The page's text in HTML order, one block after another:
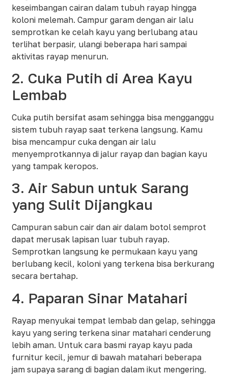
keseimbangan cairan dalam tubuh rayap hingga
koloni melemah. Campur garam dengan air lalu
semprotkan ke celah kayu yang berlubang atau
terlihat berpasir, ulangi beberapa hari sampai
aktivitas rayap menurun.​
2. Cuka Putih di Area Kayu
Lembab
Cuka putih bersifat asam sehingga bisa mengganggu
sistem tubuh rayap saat terkena langsung. Kamu
bisa mencampur cuka dengan air lalu
menyemprotkannya di jalur rayap dan bagian kayu
yang tampak keropos.​
3. Air Sabun untuk Sarang
yang Sulit Dijangkau
Campuran sabun cair dan air dalam botol semprot
dapat merusak lapisan luar tubuh rayap.
Semprotkan langsung ke permukaan kayu yang
berlubang kecil, koloni yang terkena bisa berkurang
secara bertahap.​
4. Paparan Sinar Matahari
Rayap menyukai tempat lembab dan gelap, sehingga
kayu yang sering terkena sinar matahari cenderung
lebih aman. Untuk cara basmi rayap kayu pada
furnitur kecil, jemur di bawah matahari beberapa
jam supaya sarang di bagian dalam ikut mengering.​